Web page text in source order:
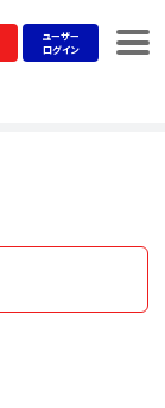
ユーザー
ログイン